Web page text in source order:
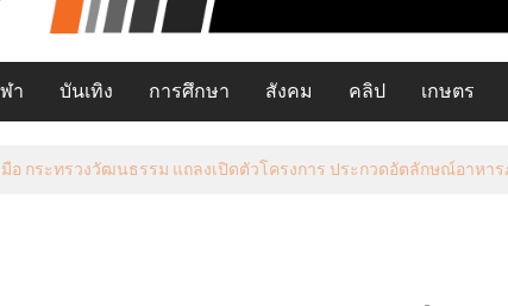
า บันเทิง การศึกษา สังคม คลิป เกษตร